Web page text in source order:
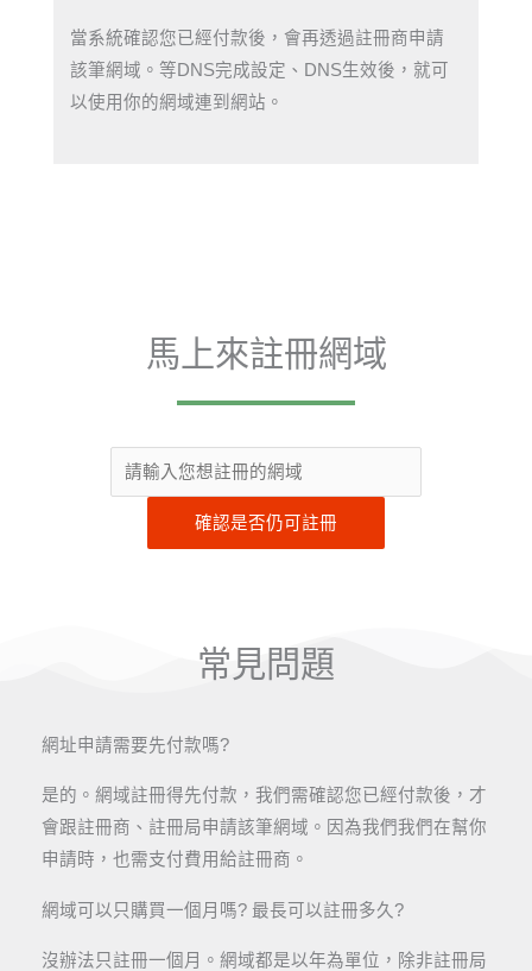
當系統確認您已經付款後，會再透過註冊商申請
該筆網域。等DNS完成設定、DNS生效後，就可
以使用你的網域連到網站。
馬上來註冊網域
常見問題
網址申請需要先付款嗎?
是的。網域註冊得先付款，我們需確認您已經付款後，才
會跟註冊商、註冊局申請該筆網域。因為我們我們在幫你
申請時，也需支付費用給註冊商。
網域可以只購買一個月嗎? 最長可以註冊多久?
沒辦法只註冊一個月。網域都是以年為單位，除非註冊局